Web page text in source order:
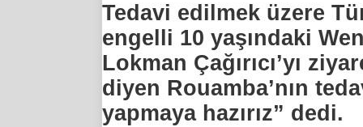
Tedavi edilmek üzere
engelli 10 yaşındaki
Lokman Çağırıcı’yı
diyen Rouamba’nın
yapmaya hazırız” dedi.